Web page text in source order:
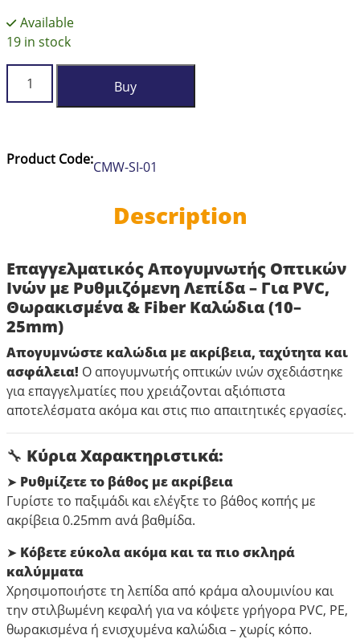
Available
19 in stock
Armored
Cable
Stripping
Buy
Product Code:CMW-SI-01
Description
Επαγγελματικός Απογυμνωτής Οπτικών
Ινών με Ρυθμιζόμενη Λεπίδα – Για PVC,
Θωρακισμένα & Fiber Καλώδια (10–
25mm)
Απογυμνώστε καλώδια με ακρίβεια, ταχύτητα και
ασφάλεια! Ο απογυμνωτής οπτικών ινών σχεδιάστηκε
για επαγγελματίες που χρειάζονται αξιόπιστα
αποτελέσματα ακόμα και στις πιο απαιτητικές εργασίες.
🔧 Κύρια Χαρακτηριστικά:
➤ Ρυθμίζετε το βάθος με ακρίβεια
Γυρίστε το παξιμάδι και ελέγξτε το βάθος κοπής με
ακρίβεια 0.25mm ανά βαθμίδα.
➤ Κόβετε εύκολα ακόμα και τα πιο σκληρά
καλύμματα
Χρησιμοποιήστε τη λεπίδα από κράμα αλουμινίου και
την στιλβωμένη κεφαλή για να κόψετε γρήγορα PVC, PE,
θωρακισμένα ή ενισχυμένα καλώδια – χωρίς κόπο.